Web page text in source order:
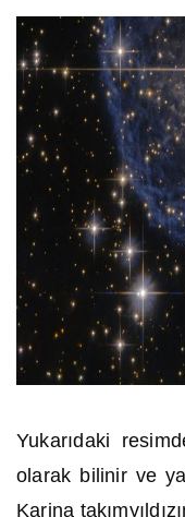
Yukarıdaki
olarak bilinir ve
Karina